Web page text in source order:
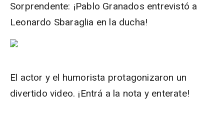
Sorprendente: ¡Pablo Granados entrevistó a
Leonardo Sbaraglia en la ducha!
El actor y el humorista protagonizaron un
divertido video. ¡Entrá a la nota y enterate!